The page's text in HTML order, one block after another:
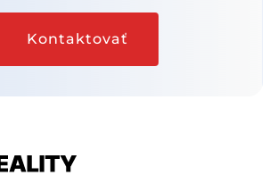
Kontaktovať